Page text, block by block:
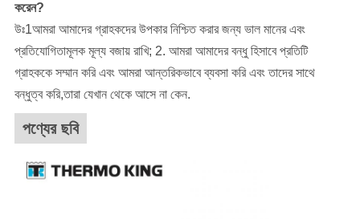
করেন?
উঃ1আমরা আমাদের গ্রাহকদের উপকার নিশ্চিত করার জন্য ভাল মানের এবং
প্রতিযোগিতামূলক মূল্য বজায় রাখি; 2. আমরা আমাদের বন্ধু হিসাবে প্রতিটি
গ্রাহককে সম্মান করি এবং আমরা আন্তরিকভাবে ব্যবসা করি এবং তাদের সাথে
বন্ধুত্ব করি,তারা যেখান থেকে আসে না কেন.
পণ্যের ছবি